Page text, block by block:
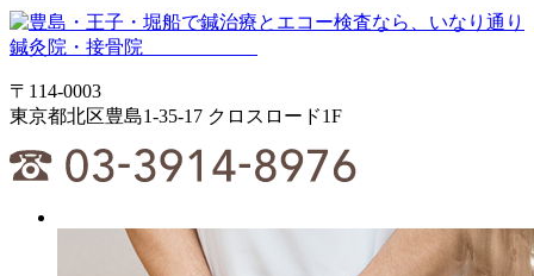
〒114-0003
東京都北区豊島1-35-17 クロスロード1F